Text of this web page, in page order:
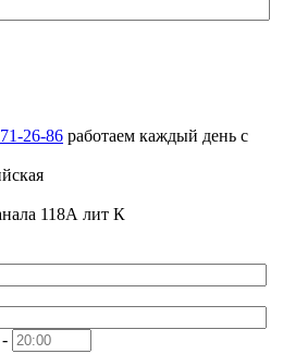
26-86 работаем каждый день с
118А лит К
-